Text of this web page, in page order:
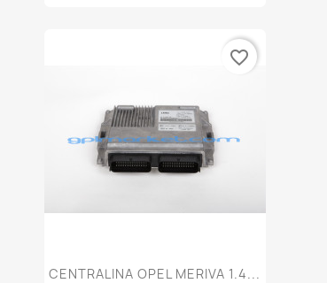
Anteprima
CENTRALINA OPEL MERIVA 1.4...
favorite_border